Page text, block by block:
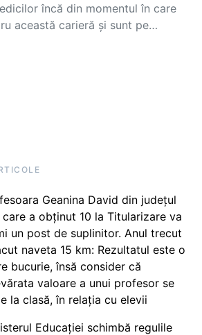
încă din momentul în care
această carieră și sunt pe…
Geanina David din județul
care a obținut 10 la Titularizare va
un post de suplinitor. Anul trecut
naveta 15 km: Rezultatul este o
bucurie, însă consider că
valoare a unui profesor se
la clasă, în relația cu elevii
Educației schimbă regulile